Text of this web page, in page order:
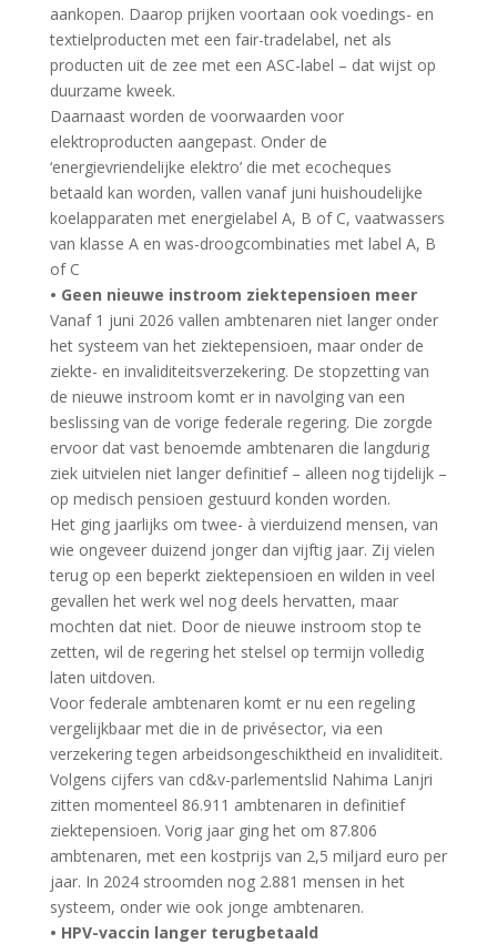
aankopen. Daarop prijken voortaan ook voedings- en
textielproducten met een fair-tradelabel, net als
producten uit de zee met een ASC-label – dat wijst op
duurzame kweek.
Daarnaast worden de voorwaarden voor
elektroproducten aangepast. Onder de
‘energievriendelijke elektro’ die met ecocheques
betaald kan worden, vallen vanaf juni huishoudelijke
koelapparaten met energielabel A, B of C, vaatwassers
van klasse A en was-droogcombinaties met label A, B
of C
• Geen nieuwe instroom ziektepensioen meer
Vanaf 1 juni 2026 vallen ambtenaren niet langer onder
het systeem van het ziektepensioen, maar onder de
ziekte- en invaliditeitsverzekering. De stopzetting van
de nieuwe instroom komt er in navolging van een
beslissing van de vorige federale regering. Die zorgde
ervoor dat vast benoemde ambtenaren die langdurig
ziek uitvielen niet langer definitief – alleen nog tijdelijk –
op medisch pensioen gestuurd konden worden.
Het ging jaarlijks om twee- à vierduizend mensen, van
wie ongeveer duizend jonger dan vijftig jaar. Zij vielen
terug op een beperkt ziektepensioen en wilden in veel
gevallen het werk wel nog deels hervatten, maar
mochten dat niet. Door de nieuwe instroom stop te
zetten, wil de regering het stelsel op termijn volledig
laten uitdoven.
Voor federale ambtenaren komt er nu een regeling
vergelijkbaar met die in de privésector, via een
verzekering tegen arbeidsongeschiktheid en invaliditeit.
Volgens cijfers van cd&v-parlementslid Nahima Lanjri
zitten momenteel 86.911 ambtenaren in definitief
ziektepensioen. Vorig jaar ging het om 87.806
ambtenaren, met een kostprijs van 2,5 miljard euro per
jaar. In 2024 stroomden nog 2.881 mensen in het
systeem, onder wie ook jonge ambtenaren.
• HPV-vaccin langer terugbetaald